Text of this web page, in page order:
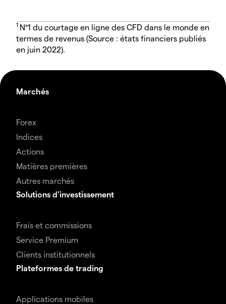
1 N°1 du courtage en ligne des CFD dans le monde en
termes de revenus (Source : états financiers publiés
en juin 2022).
Marchés
Forex
Indices
Actions
Matières premières
Autres marchés
Solutions d'investissement
Frais et commissions
Service Premium
Clients institutionnels
Plateformes de trading
Applications mobiles